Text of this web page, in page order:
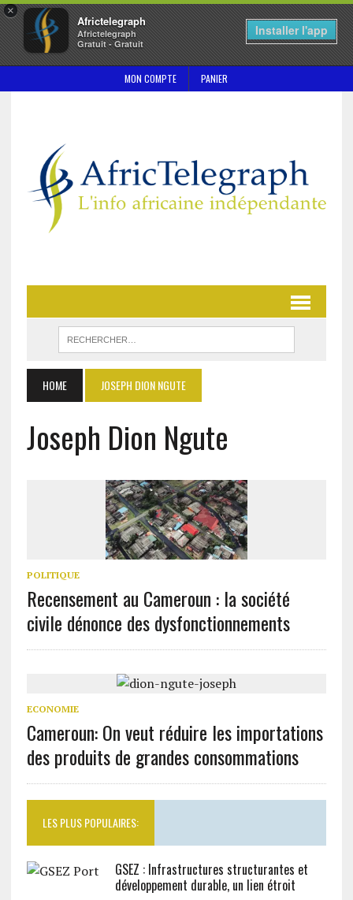
×
Africtelegraph
Africtelegraph
Gratuit - Gratuit
Installer l'app
MON COMPTE PANIER
HOME JOSEPH DION NGUTE
Joseph Dion Ngute
POLITIQUE
Recensement au Cameroun : la société
civile dénonce des dysfonctionnements
ECONOMIE
Cameroun : On veut réduire les importations
des produits de grandes consommations
LES PLUS POPULAIRES:
GSEZ : Infrastructures structurantes et
développement durable, un lien étroit